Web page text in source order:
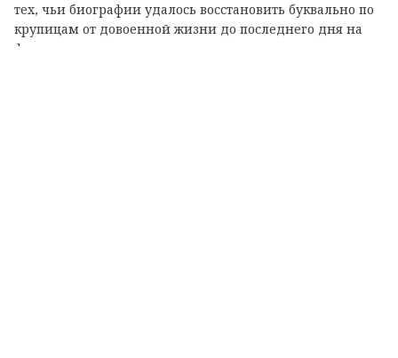
тех, чьи биографии удалось восстановить буквально по
крупицам от довоенной жизни до последнего дня на
фронте.